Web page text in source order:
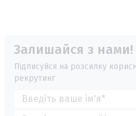
Залишайся з нами!
Підписуйся на розсилку
рекрутинг